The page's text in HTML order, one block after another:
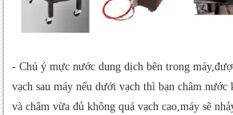
- Chú ý mực nước dung dịch bên trong
vạch sau máy nếu dưới vạch thì bạn châm nước
và châm vừa đủ không quá vạch cao,máy sẽ